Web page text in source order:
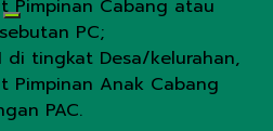
Pimpinan Cabang atau
PC;
di tingkat Desa/kelurahan,
Pimpinan Anak Cabang
PAC.